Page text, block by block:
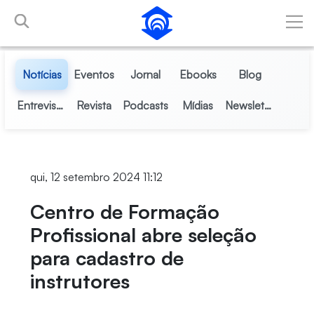
Pular para o Conteúdo principal
Notícias Eventos Jornal Ebooks Blog
Entrevistas Revista Podcasts Mídias Newsletter
qui, 12 setembro 2024 11:12
Centro de Formação
Profissional abre seleção
para cadastro de
instrutores